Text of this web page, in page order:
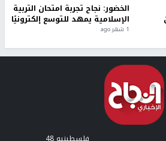
الخضور: نجاح تجربة امتحان التربية
الإسلامية يمهد للتوسع إلكترونيًا
1 شهر ago